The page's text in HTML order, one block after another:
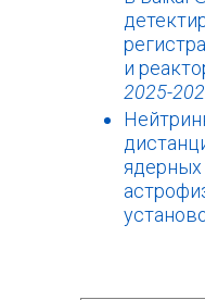
и
2025-
ядерных